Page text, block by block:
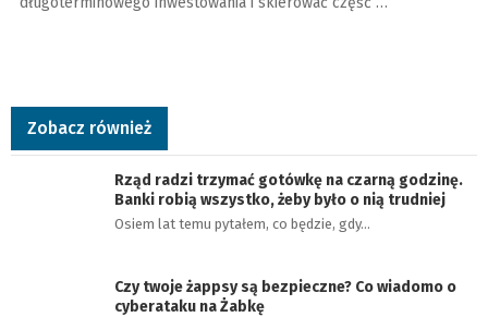
Zobacz również
Rząd radzi trzymać gotówkę na czarną godzinę.
Banki robią wszystko, żeby było o nią trudniej
Osiem lat temu pytałem, co będzie, gdy…
Czy twoje żappsy są bezpieczne? Co wiadomo o
cyberataku na Żabkę